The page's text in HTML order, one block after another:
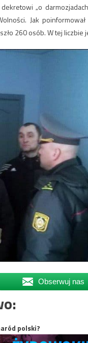
„o
Jak
260 osób. W tej
Obserwuj nas
polski?